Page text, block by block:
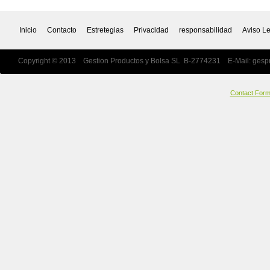
Inicio Contacto Estretegias Privacidad responsabilidad Aviso
Copyright © 2013 Gestion Productos y Bolsa SL B-2774231 E-Mail:
Contact Form